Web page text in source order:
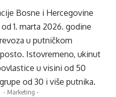
Bosne i Hercegovine
1. marta 2026. godine
u putničkom
Istovremeno, ukinut
u visini od 50
od 30 i više putnika.
- Marketing -